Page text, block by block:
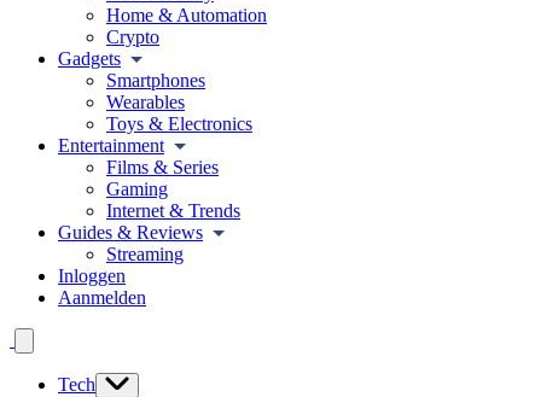
Home & Automation
Crypto
Gadgets
Smartphones
Wearables
Toys & Electronics
Entertainment
Films & Series
Gaming
Internet & Trends
Guides & Reviews
Streaming
Inloggen
Aanmelden
Tech